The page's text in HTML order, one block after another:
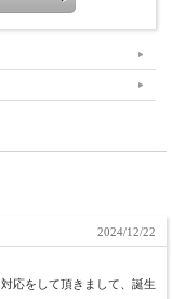
2024/12/22
応をして頂きまして、誕生